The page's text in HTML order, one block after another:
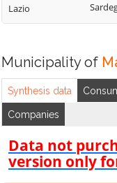
Cariati
Carolei
Carpanzano
Casali del Manco
Cassano all'Ionio
Castiglione
Marano
Marzi
Lazio
Municipality of
Synthesis data
Companies
Data not
version only